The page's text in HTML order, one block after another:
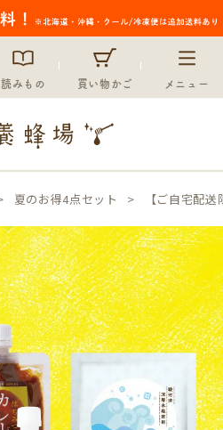
読みもの 買い物かご メニュー
夏のお得4点セット 【ご自宅配